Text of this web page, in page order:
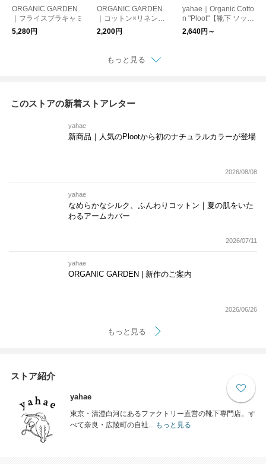
ORGANIC GARDEN
｜フライスブラキャミ
5,280円
ORGANIC GARDEN
｜コットン×リネン
リンクスソックス【靴
下 ソックス】
2,200円
yahae｜Organic Cotto
n "Ploot"【靴下 ソック
ス】【ギフト】
2,640円～
もっと見る
このストアの新着ストアレター
yahae
新商品｜人気のPlootから初のナチュラルカラーが登場
2026/08/08
yahae
なめらかなシルク、ふんわりコットン｜夏の肌をいた
わるアームカバー
2026/07/11
yahae
ORGANIC GARDEN | 新作のご案内
2026/06/26
もっと見る
ストア紹介
yahae
東京・清澄白河にあるファクトリー直営の靴下専門店。す
べて奈良・広陵町の自社...もっと見る